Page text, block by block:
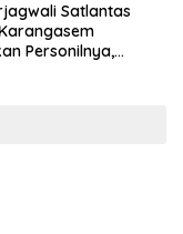
Satlantas
Personilnya,